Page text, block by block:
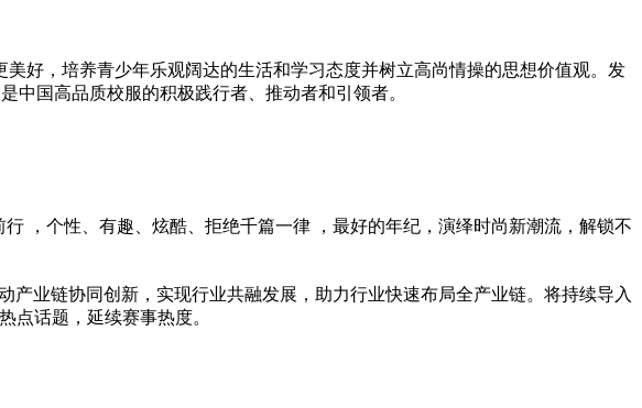
好，培养青少年乐观阔达的生活和学习态度并树立高尚情操的思想价值观。发
中国高品质校服的积极践行者、推动者和引领者。
行 ，个性 、有趣、炫酷、拒绝千篇一律 ，最好的年纪，演绎时尚新潮流，解锁不
产业链协同创新，实现行业共融发展，助力行业快速布局全产业链。将持续导入
点话题，延续赛事热度。